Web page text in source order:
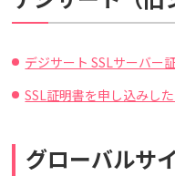
デジサート SSLサーバー
SSL証明書を申し込みし
グローバルサ